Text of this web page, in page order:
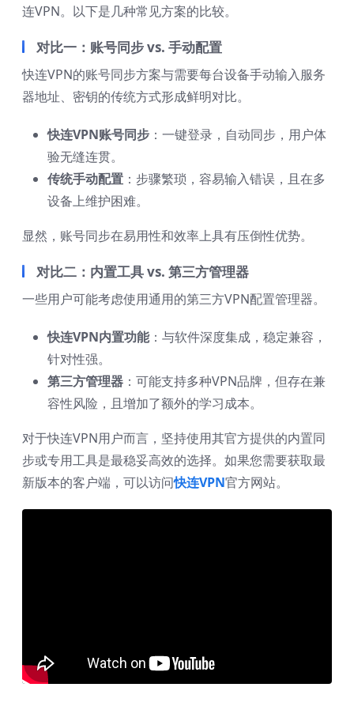
连VPN。以下是几种常见方案的比较。
对比一：账号同步 vs. 手动配置
快连VPN的账号同步方案与需要每台设备手动输入服务
器地址、密钥的传统方式形成鲜明对比。
快连VPN账号同步 ：一键登录，自动同步，用户体
验无缝连贯。
传统手动配置 ：步骤繁琐，容易输入错误，且在多
设备上维护困难。
显然，账号同步在易用性和效率上具有压倒性优势。
对比二：内置工具 vs. 第三方管理器
一些用户可能考虑使用通用的第三方VPN配置管理器。
快连VPN内置功能：与软件深度集成，稳定兼容，
针对性强。
第三方管理器 ：可能支持多种VPN品牌，但存在兼
容性风险，且增加了额外的学习成本。
对于快连VPN用户而言，坚持使用其官方提供的内置同
步或专用工具是最稳妥高效的选择。如果您需要获取最
新版本的客户端，可以访问快连VPN官方网站。